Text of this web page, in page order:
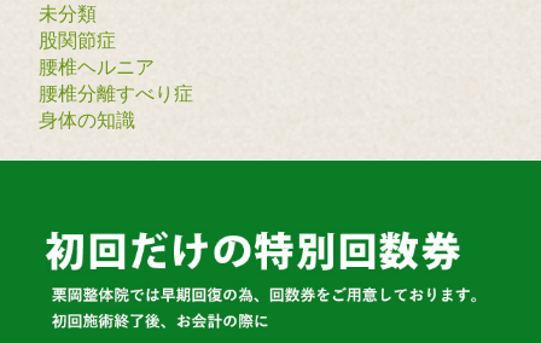
未分類
股関節症
腰椎ヘルニア
腰椎分離すべり症
身体の知識